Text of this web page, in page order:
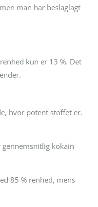
man har beslaglagt
kun er 13 %. Det
hvor potent stoffet er.
gennemsnitlig kokain
85 % renhed, mens